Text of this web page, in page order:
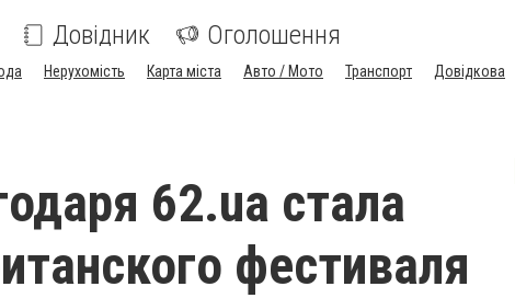
Довідник Оголошення
Нерухомість Карта міста Авто / Мото Транспорт Довідкова
62.ua стала
фестиваля